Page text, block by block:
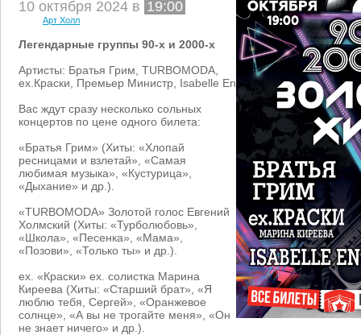
10 октября 2024 в 19:00
Арт Холл
Легендарные группы 90-х и 2000-х
Артисты: Братья Грим, TURBOMODA,
ex.Краски, Премьер Министр, Isabelle En
Вас ждут сразу несколько сольных
концертов по цене одного билета:
«Братья Грим» (Хиты: «Хлопай
ресницами и взлетай», «Самая
любимая музыка», «Кустурица»,
«Дыхание» и др.).
«TURBOMODA» Золотой голос Евгений
Холмский (Хиты: «Турболюбовь»,
«Школа», «Песенка», «Мама»,
«Позови», «Только ты» и др.).
ex. «Краски» ex. солистка Марина
Киреева (Хиты: «Старший брат», «Я
люблю тебя, Сергей», «Оранжевое
солнце», «А вы не трогайте меня», «Он
не знает ничего» и др.).